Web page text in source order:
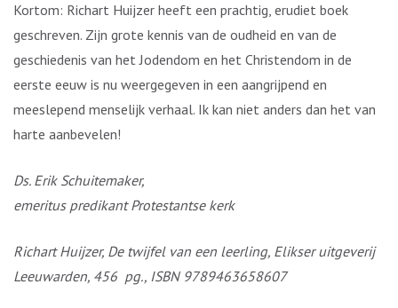
Kortom: Richart Huijzer heeft een prachtig, erudiet boek
geschreven. Zijn grote kennis van de oudheid en van de
geschiedenis van het Jodendom en het Christendom in de
eerste eeuw is nu weergegeven in een aangrijpend en
meeslepend menselijk verhaal. Ik kan niet anders dan het van
harte aanbevelen!
Ds. Erik Schuitemaker,
emeritus predikant Protestantse kerk
Richart Huijzer, De twijfel van een leerling, Elikser uitgeverij
Leeuwarden, 456 pg., ISBN 9789463658607